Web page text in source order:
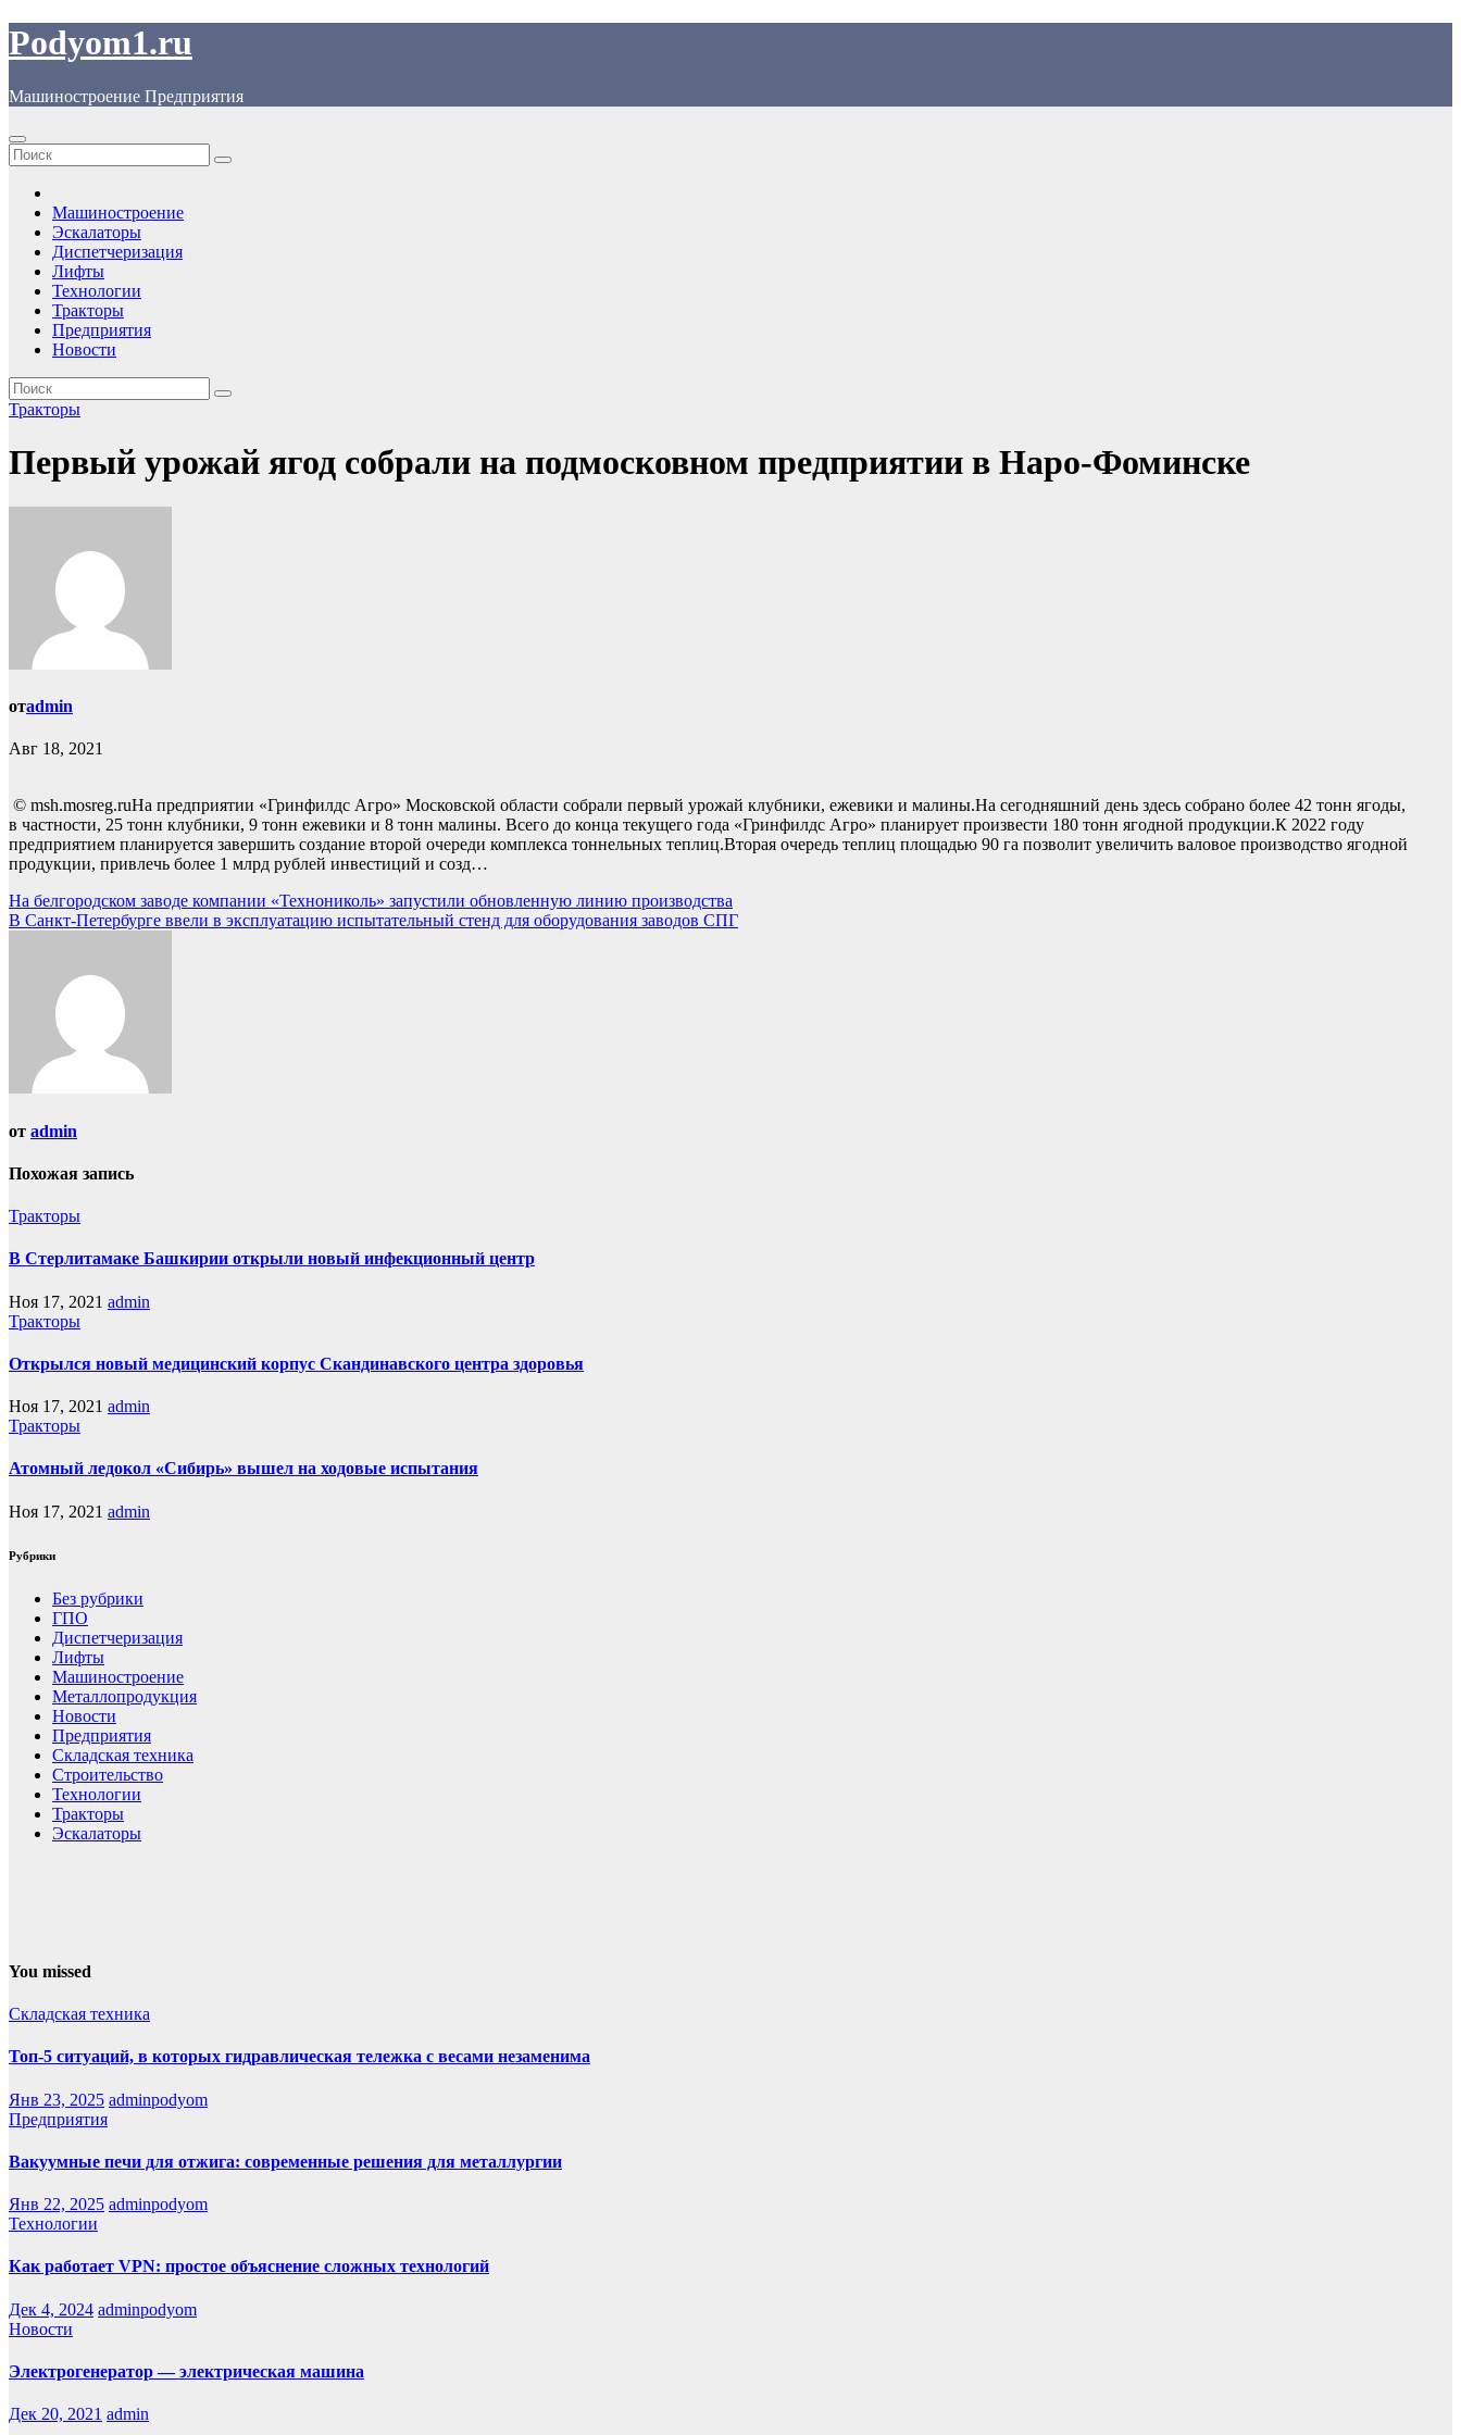
Перейти
к
Podyom1.ru
Машиностроение Предприятия
Машиностроение
Эскалаторы
Диспетчеризация
Лифты
Технологии
Тракторы
Предприятия
Новости
Тракторы
Первый урожай ягод собрали на подмосковном предприятии в Наро-Фоминске
отadmin
Авг 18, 2021
© msh.mosreg.ruНа предприятии «Гринфилдс Агро» Московской области собрали первый урожай клубники, ежевики и малины.На сегодняшний день здесь собрано более 42 тонн ягоды,
в частности, 25 тонн клубники, 9 тонн ежевики и 8 тонн малины. Всего до конца текущего года «Гринфилдс Агро» планирует произвести 180 тонн ягодной продукции.К 2022 году
предприятием планируется завершить создание второй очереди комплекса тоннельных теплиц.Вторая очередь теплиц площадью 90 га позволит увеличить валовое производство ягодной
продукции, привлечь более 1 млрд рублей инвестиций и созд…
Навигация
по
На белгородском заводе компании «Технониколь» запустили обновленную линию производства
В Санкт-Петербурге ввели в эксплуатацию испытательный стенд для оборудования заводов СПГ
от admin
Похожая запись
Тракторы
В Стерлитамаке Башкирии открыли новый инфекционный центр
Ноя 17, 2021 admin
Тракторы
Открылся новый медицинский корпус Скандинавского центра здоровья
Ноя 17, 2021 admin
Тракторы
Атомный ледокол «Сибирь» вышел на ходовые испытания
Ноя 17, 2021 admin
Рубрики
Без рубрики
ГПО
Диспетчеризация
Лифты
Машиностроение
Металлопродукция
Новости
Предприятия
Складская техника
Строительство
Технологии
Тракторы
Эскалаторы
You missed
Складская техника
Топ-5 ситуаций, в которых гидравлическая тележка с весами незаменима
Янв 23, 2025 adminpodyom
Предприятия
Вакуумные печи для отжига: современные решения для металлургии
Янв 22, 2025 adminpodyom
Технологии
Как работает VPN: простое объяснение сложных технологий
Дек 4, 2024 adminpodyom
Новости
Электрогенератор — электрическая машина
Дек 20, 2021 admin